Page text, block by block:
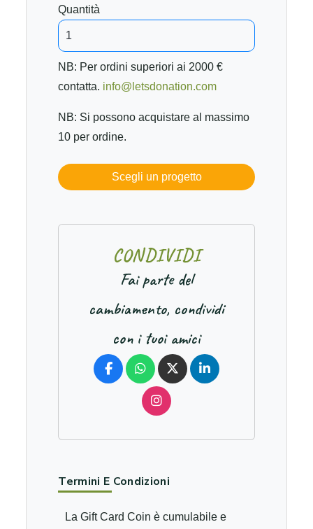
Quantità
NB: Per ordini superiori ai 2000 €
contatta. info@letsdonation.com
NB: Si possono acquistare al massimo
10 per ordine.
Scegli un progetto
CONDIVIDI
Fai parte del
cambiamento, condividi
con i tuoi amici
Termini E Condizioni
La Gift Card Coin è cumulabile e